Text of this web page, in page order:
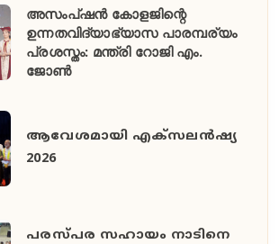
അസംപ്ഷൻ കോളജിന്റെ
ഉന്നതവിദ്യാഭ്യാസ പാരമ്പര്യം
പ്രശസ്തം: മന്ത്രി റോജി എം.
ജോൺ
ആവേശമായി എക്സലൻഷ്യ
2026
പരസ്പര സഹായം നാടിനെ